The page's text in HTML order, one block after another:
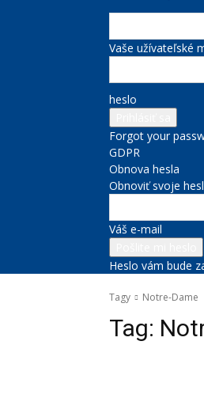
Vaše užívateľské
heslo
Forgot your
GDPR
Obnova hesla
Obnoviť svoje
Váš e-mail
Heslo vám bude
Tagy Notre-Dame
Tag: